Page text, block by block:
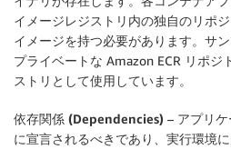
イメージレジストリ内の独自のリポ
イメージを持つ必要があります。サ
プライベートな Amazon ECR リポジ
ストリとして使用しています。
依存関係 (Dependencies) – アプリ
に宣言されるべきであり、実行環境